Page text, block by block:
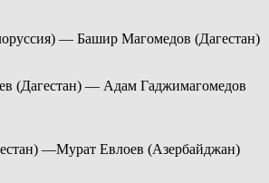
— Башир Магомедов (Дагестан)
(Дагестан) — Адам Гаджимагомедов
—Мурат Евлоев (Азербайджан)